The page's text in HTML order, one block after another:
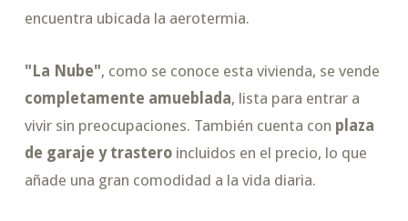
encuentra ubicada la aerotermia.
"La Nube", como se conoce esta vivienda, se vende
completamente amueblada, lista para entrar a
vivir sin preocupaciones. También cuenta con plaza
de garaje y trasteroincluidos en el precio, lo que
añade una gran comodidad a la vida diaria.